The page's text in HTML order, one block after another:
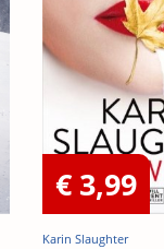
€ 3,99
Karin Slaughter